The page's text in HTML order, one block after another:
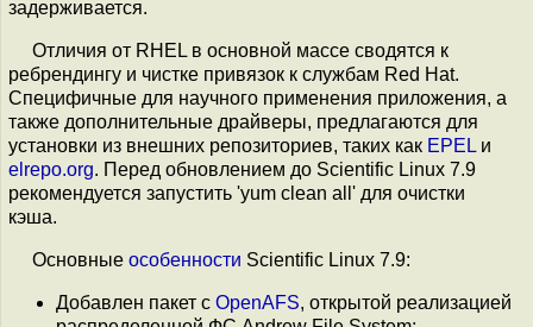
задерживается.
Отличия от RHEL в основной массе сводятся к
ребрендингу и чистке привязок к службам Red Hat.
Специфичные для научного применения приложения, а
также дополнительные драйверы, предлагаются для
установки из внешних репозиториев, таких как EPEL и
elrepo.org. Перед обновлением до Scientific Linux 7.9
рекомендуется запустить 'yum clean all' для очистки
кэша.
Основные особенности Scientific Linux 7.9:
Добавлен пакет с OpenAFS, открытой реализацией